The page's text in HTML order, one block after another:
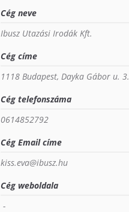
Cég neve
Ibusz Utazási Irodák Kft.
Cég címe
1118 Budapest, Dayka Gábor u. 3.
Cég telefonszáma
0614852792
Cég Email címe
kiss.eva@ibusz.hu
Cég weboldala
-